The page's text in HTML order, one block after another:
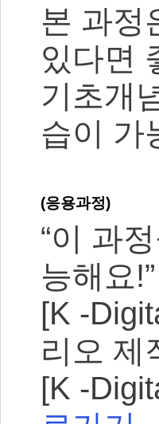
본 과정
있다면
기초개
습이 가
(응용과정)
“이 과
능해요!”
[K -
리오 제
[K -